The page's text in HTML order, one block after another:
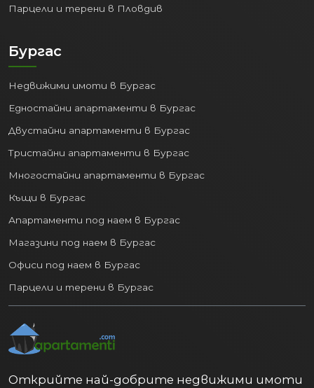
Парцели и терени в Пловдив
Бургас
Недвижими имоти в Бургас
Едностайни апартаменти в Бургас
Двустайни апартаменти в Бургас
Тристайни апартаменти в Бургас
Многостайни апартаменти в Бургас
Къщи в Бургас
Апартаменти под наем в Бургас
Магазини под наем в Бургас
Офиси под наем в Бургас
Парцели и терени в Бургас
Открийте най-добрите недвижими имоти